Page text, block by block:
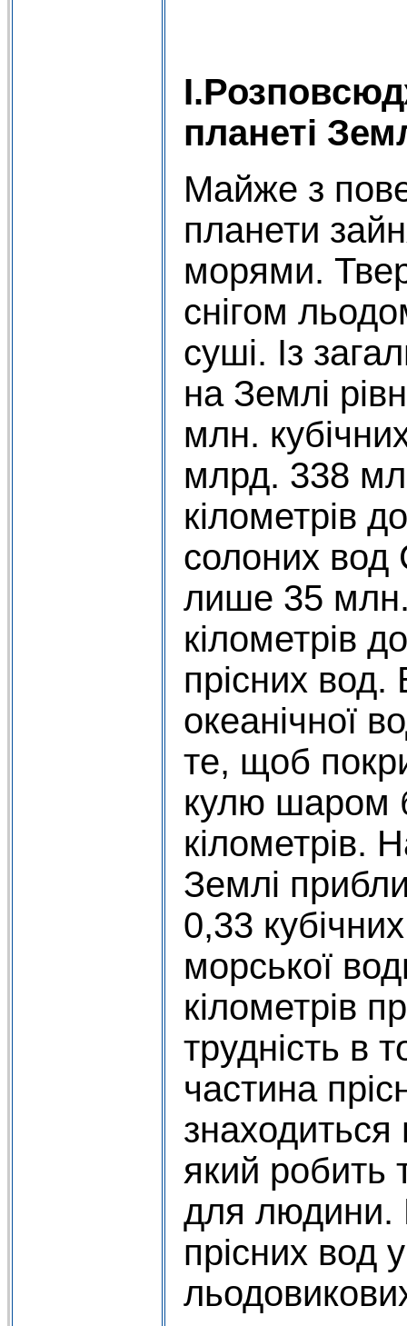
планеті
Майже з
планети
морями.
снігом
суші. Із
на Землі
млн.
млрд. 338
кілометрів
солоних вод
лише 35 млн.
кілометрів
прісних вод.
океанічної
те, щоб
кулю шаром
кілометрів.
Землі
0,33
морської
кілометрів
трудність в
частина
знаходиться
який робить
для
прісних вод